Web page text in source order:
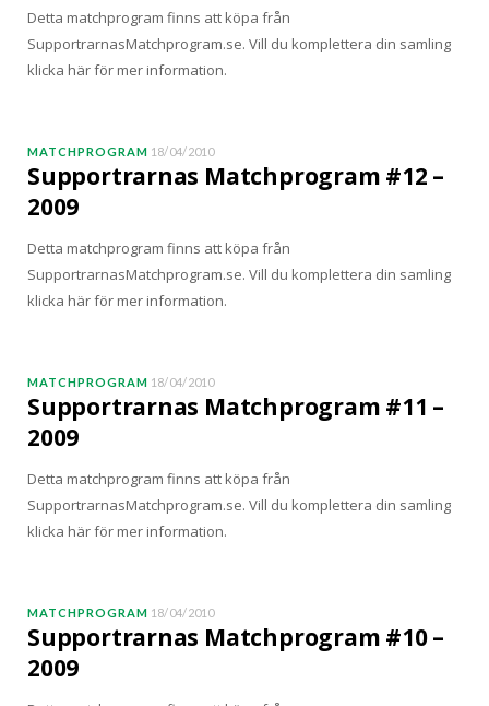
Detta matchprogram finns att köpa från
SupportrarnasMatchprogram.se. Vill du komplettera din samling
klicka här för mer information.
MATCHPROGRAM 18/04/2010
Supportrarnas Matchprogram #12 –
2009
Detta matchprogram finns att köpa från
SupportrarnasMatchprogram.se. Vill du komplettera din samling
klicka här för mer information.
MATCHPROGRAM 18/04/2010
Supportrarnas Matchprogram #11 –
2009
Detta matchprogram finns att köpa från
SupportrarnasMatchprogram.se. Vill du komplettera din samling
klicka här för mer information.
MATCHPROGRAM 18/04/2010
Supportrarnas Matchprogram #10 –
2009